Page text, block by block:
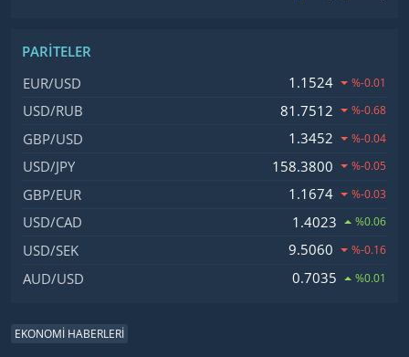
PARITELER
İsim, Kod
EUR/USD 1.1524 %-0.01
USD/RUB 81.7512 %-0.68
GBP/USD 1.3452 %-0.04
USD/JPY 158.3800 %-0.05
GBP/EUR 1.1674 %-0.03
USD/CAD 1.4023 %0.06
USD/SEK 9.5060 %-0.16
AUD/USD 0.7035 %0.01
EKONOMİ HABERLERİ